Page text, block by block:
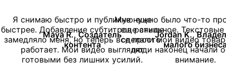
Я снимаю быстро и публикую еще
быстрее. Добавление субтитров раньше
замедляло меня, но теперь все просто
работает. Мои видео выглядят
готовыми без лишних усилий.
Maya R., Создатель
контента
Мне нужно было что-то
еще стильное.
сделали мои видео
люди наконец начали
внимание.
Jordan K.,
малого